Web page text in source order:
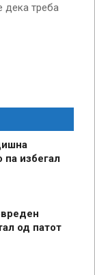
дека треба
па избегал
од патот